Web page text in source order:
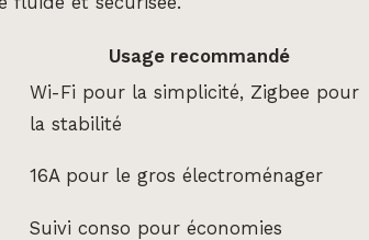
Usage recommandé
Wi-Fi pour la simplicité, Zigbee pour
la stabilité
16A pour le gros électroménager
Suivi conso pour économies